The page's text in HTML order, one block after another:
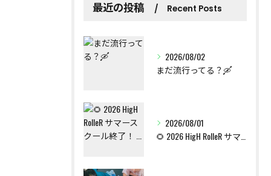
最近の投稿 Recent Posts
2026/08/02
まだ流行ってる？🛶
2026/08/01
🌻 2026 HigH RolleR サマースクール終了！ ...